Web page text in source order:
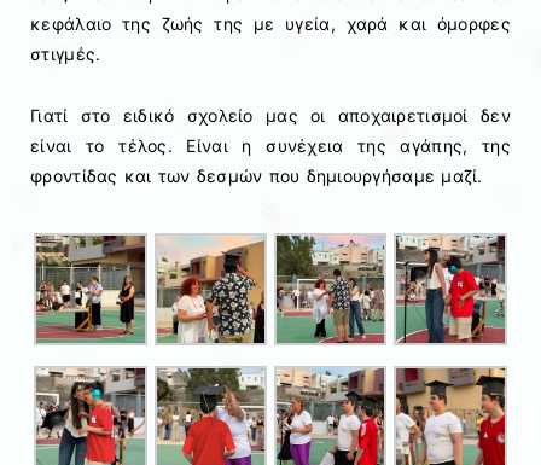
κεφάλαιο της ζωής της με υγεία, χαρά και όμορφες
στιγμές.
Γιατί στο ειδικό σχολείο μας οι αποχαιρετισμοί δεν
είναι το τέλος. Είναι η συνέχεια της αγάπης, της
φροντίδας και των δεσμών που δημιουργήσαμε μαζί.